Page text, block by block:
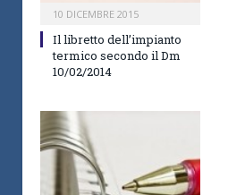
10 DICEMBRE 2015
Il libretto dell’impianto
termico secondo il Dm
10/02/2014